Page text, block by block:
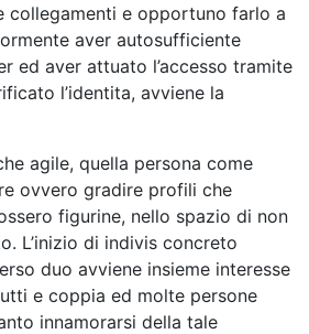
collegamenti e opportuno farlo a
aver autosufficiente
ed aver attuato l’accesso tramite
l’identita, avviene la
agile, quella persona come
ovvero gradire profili che
figurine, nello spazio di non
L’inizio di indivis concreto
duo avviene insieme interesse
e coppia ed molte persone
innamorarsi della tale